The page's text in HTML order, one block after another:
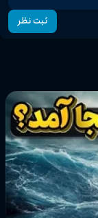
ثبت نظر